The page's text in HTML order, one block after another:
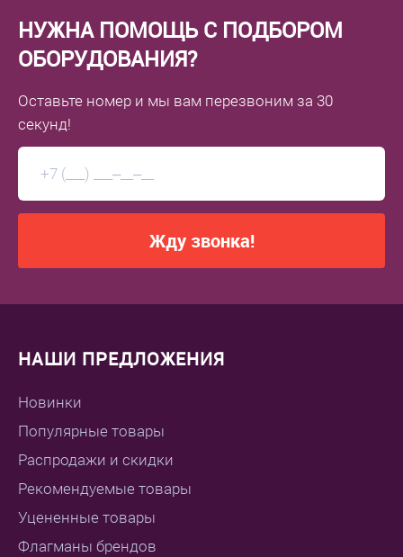
НУЖНА ПОМОЩЬ С ПОДБОРОМ
ОБОРУДОВАНИЯ?
Оставьте номер и мы вам перезвоним за 30
секунд!
Жду звонка!
НАШИ ПРЕДЛОЖЕНИЯ
Новинки
Популярные товары
Распродажи и скидки
Рекомендуемые товары
Уцененные товары
Флагманы брендов